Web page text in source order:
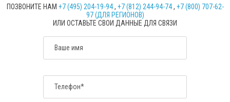
ПОЗВОНИТЕ НАМ +7 (495) 204-19-94, +7 (812) 244-94-74, +7 (800) 707-62-
97 (ДЛЯ РЕГИОНОВ)
ИЛИ ОСТАВЬТЕ СВОИ ДАННЫЕ ДЛЯ СВЯЗИ
Ваше имя
Телефон*